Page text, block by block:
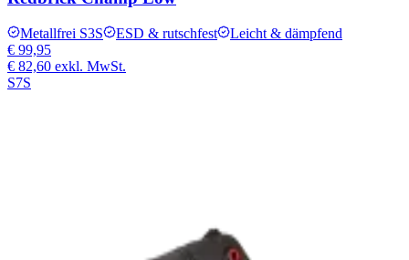
Metallfrei S3S ESD & rutschfest
Leicht & dämpfend
€ 99,95
€ 82,60 exkl. MwSt.
S7S